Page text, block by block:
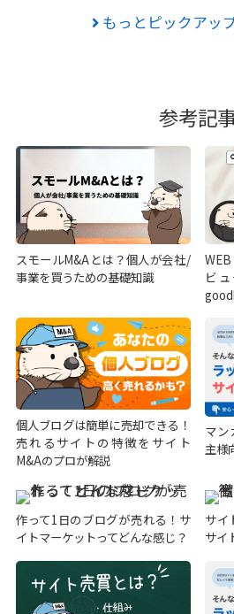
もっとピックアッ
参考記
スモールM&Aとは？個人が会社/
事業を買うための基礎知識
ビ
個人ブログは簡単に売却できる！
売れるサイトの特徴をサイト
M&Aのプロが解説
マン
主様
作って1日のブログが売れる！サ
イトマーケットってどんな感じ？
サイ
サイ